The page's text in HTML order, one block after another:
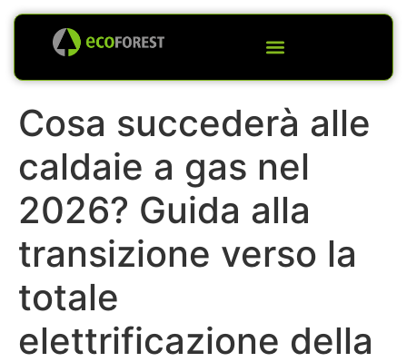
Cosa succederà alle
caldaie a gas nel
2026? Guida alla
transizione verso la
totale
elettrificazione della